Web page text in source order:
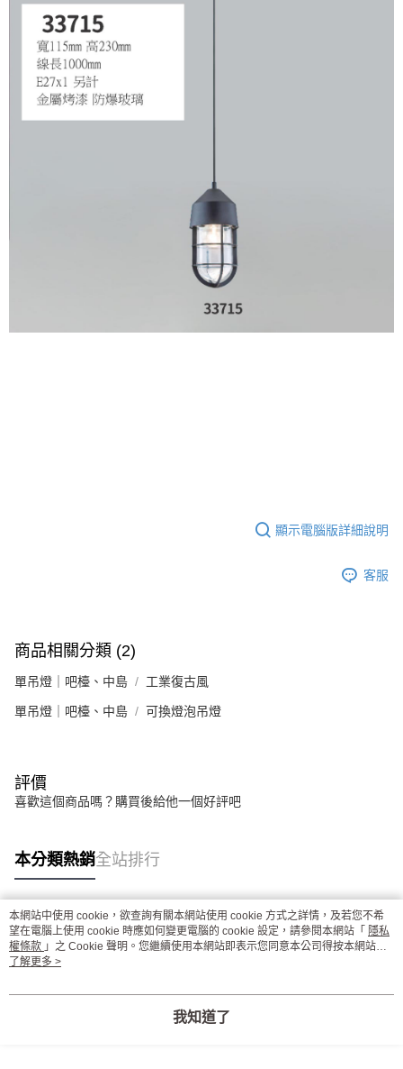
權轉讓予恩沛科技股份有限公司。
２．關於個人資料處理事宜，請瀏覽以下網址：
https://aftee.tw/terms/#terms3
３．未成年的使用者請事先徵得法定代理人或監護人之同意方可使用
「AFTEE先享後付」，若未經同意申辦者引起之損失，本公司不負相關責
任。
４．使用「AFTEE先享後付」時，將依據個別帳號之用戶狀況，依本公司即
時審查核予不同之上限額度；若仍有額度不足之情形，本公司將視審查結果
顯示電腦版詳細說明
客服
商品相關分類 (2)
單吊燈｜吧檯、中島 工業復古風
單吊燈｜吧檯、中島 可換燈泡吊燈
評價
喜歡這個商品嗎？購買後給他一個好評吧
本分類熱銷全站排行
熱門標籤
本網站中使用 cookie，欲查詢有關本網站使用 cookie 方式之詳情，及若您不希
望在電腦上使用 cookie 時應如何變更電腦的 cookie 設定，請參閱本網站「 隱私
權條款 」之 Cookie 聲明。您繼續使用本網站即表示您同意本公司得按本網站使
用條款之 Cookie 聲明使用 cookie。
了解更多 >
我知道了